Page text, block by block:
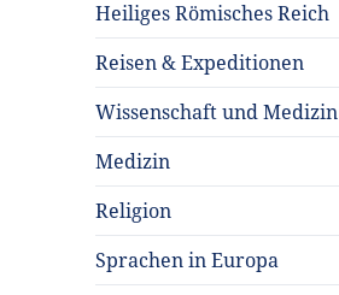
Heiliges Römisches Reich
Reisen & Expeditionen
Wissenschaft und Medizin
Medizin
Religion
Sprachen in Europa